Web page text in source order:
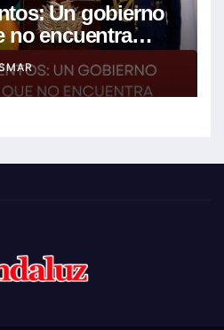
Un gobierno
no encuentra
crisis